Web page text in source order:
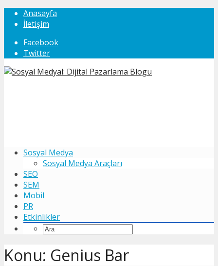
Anasayfa
İletişim
Facebook
Twitter
Sosyal Medya
Sosyal Medya Araçları
SEO
SEM
Mobil
PR
Etkinlikler
Konu: Genius Bar